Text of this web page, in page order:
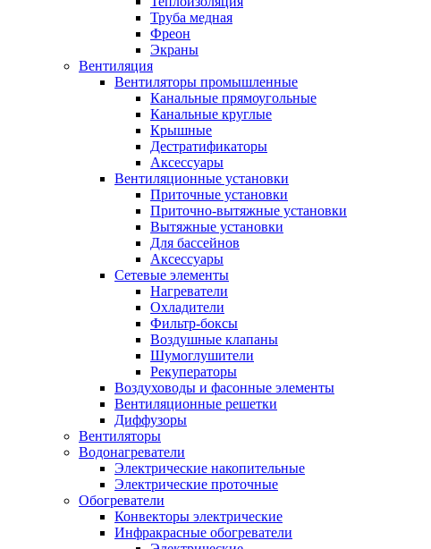
Труба медная
Фреон
Экраны
Вентиляция
Вентиляторы промышленные
Канальные прямоугольные
Канальные круглые
Крышные
Дестратификаторы
Аксессуары
Вентиляционные установки
Приточные установки
Приточно-вытяжные установки
Вытяжные установки
Для бассейнов
Аксессуары
Сетевые элементы
Нагреватели
Охладители
Фильтр-боксы
Воздушные клапаны
Шумоглушители
Рекуператоры
Воздуховоды и фасонные элементы
Вентиляционные решетки
Диффузоры
Вентиляторы
Водонагреватели
Электрические накопительные
Электрические проточные
Обогреватели
Конвекторы электрические
Инфракрасные обогреватели